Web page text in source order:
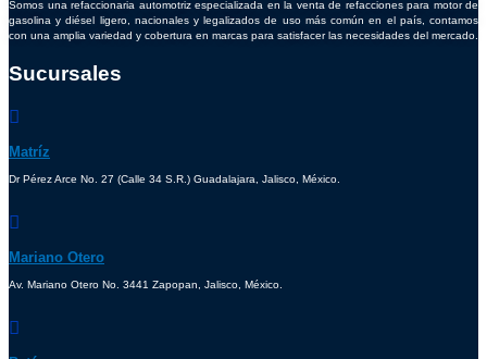
Somos una refaccionaria automotriz especializada en la venta de refacciones para motor de
gasolina y diésel ligero, nacionales y legalizados de uso más común en el país, contamos
con una amplia variedad y cobertura en marcas para satisfacer las necesidades del mercado.
Sucursales
Matríz
Dr Pérez Arce No. 27 (Calle 34 S.R.) Guadalajara, Jalisco, México.
Mariano Otero
Av. Mariano Otero No. 3441 Zapopan, Jalisco, México.